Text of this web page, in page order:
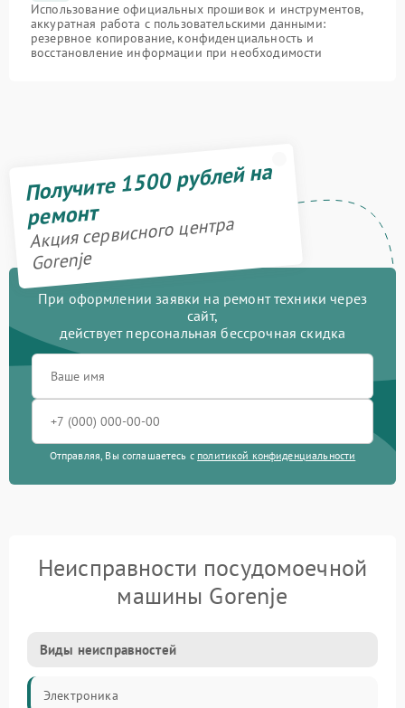
Использование официальных прошивок и инструментов,
аккуратная работа с пользовательскими данными:
резервное копирование, конфиденциальность и
восстановление информации при необходимости
Получите 1500 рублей на
ремонт
Акция сервисного центра
Gorenje
При оформлении заявки на ремонт техники через
сайт,
действует персональная бессрочная скидка
Отправляя, Вы соглашаетесь с политикой конфиденциальности
Неисправности посудомоечной
машины Gorenje
Виды неисправностей
Электроника